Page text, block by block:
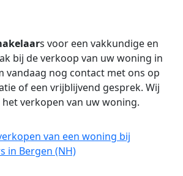
s voor een vakkundige en
bij de verkoop van uw woning in
vandaag nog contact met ons op
of een vrijblijvend gesprek. Wij
verkopen van uw woning.
van een woning bij
in Bergen (NH)